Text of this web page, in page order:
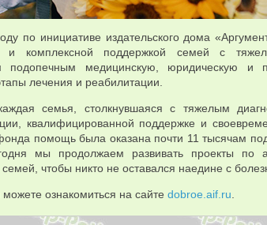
по инициативе издательского дома
и комплексной поддержкой семей с
подопечным медицинскую, юридическую и
лечения и реабилитации.
семья, столкнувшаяся с тяжелым
квалифицированной поддержке и
помощь была оказана почти 11 тысячам
мы продолжаем развивать проекты по
чтобы никто не оставался наедине с
ознакомиться на сайте dobroe.aif.ru